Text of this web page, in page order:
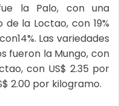
la Palo, con una
la Loctao, con 19%
Las variedades
fueron la Mungo, con
con US$ 2.35 por
2.00 por kilogramo.